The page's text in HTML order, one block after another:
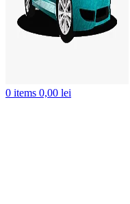
0 items 0,00 lei